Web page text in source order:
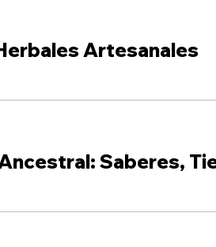
Artesanales
Saberes,